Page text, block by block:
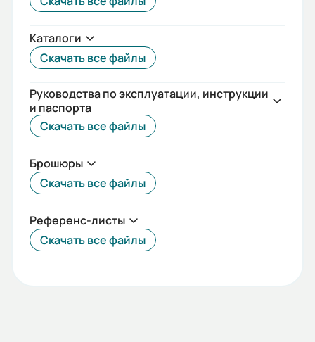
25
Момент затяжки (Н*м):
2
Стандарты:
Температурный диапазон:
от -25°С до +50°С
Исполнение:
Стационарное
Каталоги
Скачать все файлы
Руководства по эксплуатации, инструкции
и паспорта
Скачать все файлы
Брошюры
Скачать все файлы
Референс-листы
Скачать все файлы